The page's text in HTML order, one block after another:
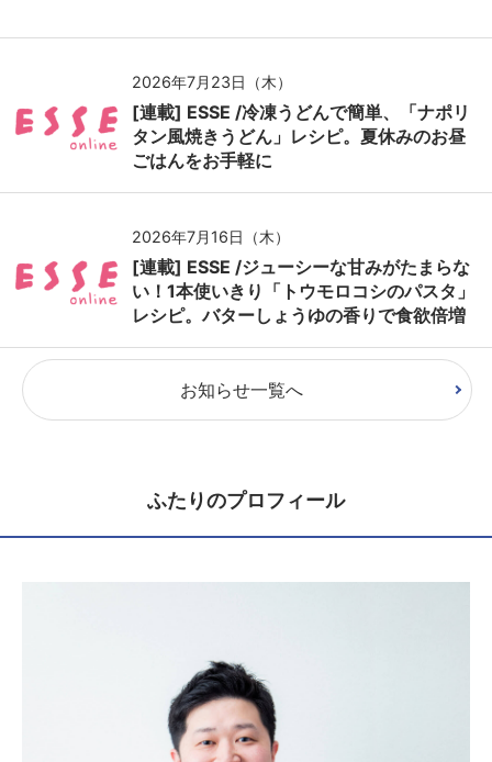
2026年7月23日（木）
[連載] ESSE /冷凍うどんで簡単、「ナポリ
タン風焼きうどん」レシピ。夏休みのお昼
ごはんをお手軽に
2026年7月16日（木）
[連載] ESSE /ジューシーな甘みがたまらな
い！1本使いきり「トウモロコシのパスタ」
レシピ。バターしょうゆの香りで食欲倍増
お知らせ一覧へ
ふたりのプロフィール